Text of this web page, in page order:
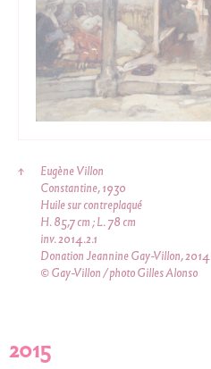
↑
Eugène Villon
Constantine, 1930
Huile sur contreplaqué
H. 85,7 cm ; L. 78 cm
inv. 2014.2.1
Donation Jeannine Gay-Villon, 2014
© Gay-Villon / photo Gilles Alonso
2015